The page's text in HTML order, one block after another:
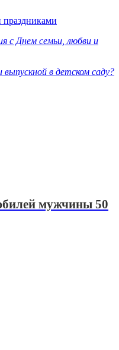
праздниками
с Днем семьи, любви и
выпускной в детском саду?
мужчины 50